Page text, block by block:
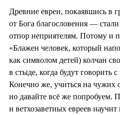
Древние евреи, покаявшись в
от Бога благословения —
отпор неприятелям. Потому и
«Блажен человек, который
как символом детей) колчан
в стыде, когда будут говорить
Конечно же, учиться на чужих
но давайте всё же попробуем.
и ветхозаветных евреев